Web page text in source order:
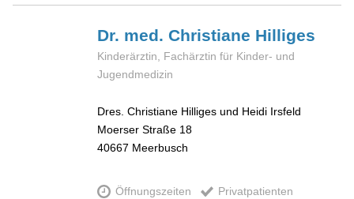
Dr. med. Christiane Hilliges
Kinderärztin, Fachärztin für Kinder- und
Jugendmedizin
Dres. Christiane Hilliges und Heidi Irsfeld
Moerser Straße 18
40667 Meerbusch
Öffnungszeiten Privatpatienten